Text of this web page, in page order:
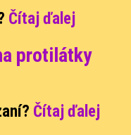
Čítaj ďalej
protilátky
Čítaj ďalej